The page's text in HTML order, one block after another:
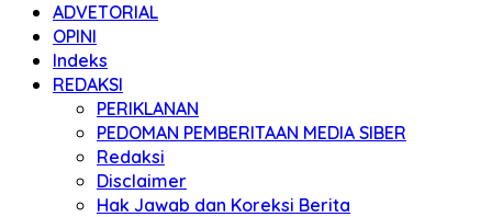
ADVETORIAL
OPINI
Indeks
REDAKSI
PERIKLANAN
PEDOMAN PEMBERITAAN MEDIA SIBER
Redaksi
Disclaimer
Hak Jawab dan Koreksi Berita